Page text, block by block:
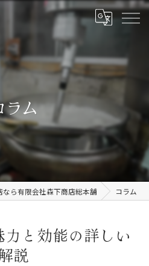
ラム
なら有限会社森下商店総本舗 コラム
力と効能の詳しい
説